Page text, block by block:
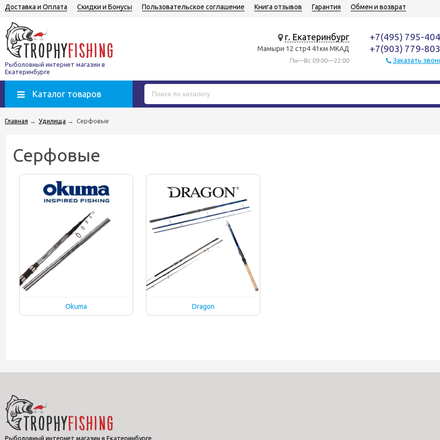
Доставка и Оплата Скидки и Бонусы Пользовательское соглашение Книга отзывов Гарантия Обмен и возврат
Рыболовный интернет магазин в
Екатеринбурге
г. Екатеринбург
Мамыри 12 стр4 41км МКАД
Пн—Вс 09:00—22:00
+7(495) 795-
+7(903) 779-
Заказать
Каталог товаров
Главная → Удилища → Серфовые
Серфовые
Okuma Dragon
Рыболовный интернет магазин в Екатеринбурге